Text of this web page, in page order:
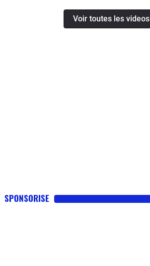
Voir toutes les videos
SPONSORISE